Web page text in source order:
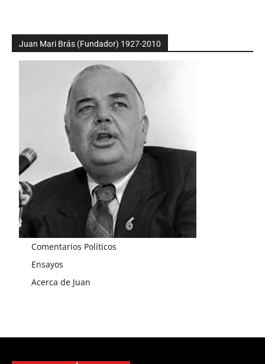
Juan Mari Brás (Fundador) 1927-2010
Comentarios Políticos
Ensayos
Acerca de Juan